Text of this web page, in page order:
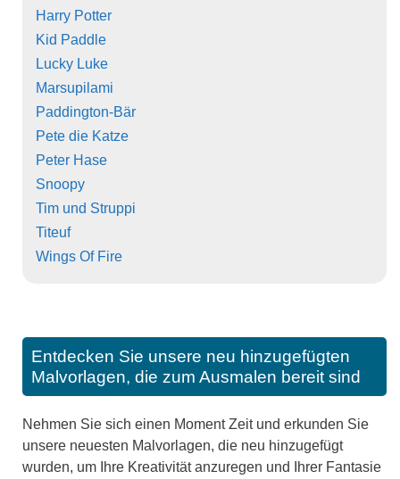
Harry Potter
Kid Paddle
Lucky Luke
Marsupilami
Paddington-Bär
Pete die Katze
Peter Hase
Snoopy
Tim und Struppi
Titeuf
Wings Of Fire
Entdecken Sie unsere neu hinzugefügten
Malvorlagen, die zum Ausmalen bereit sind
Nehmen Sie sich einen Moment Zeit und erkunden Sie
unsere neuesten Malvorlagen, die neu hinzugefügt
wurden, um Ihre Kreativität anzuregen und Ihrer Fantasie